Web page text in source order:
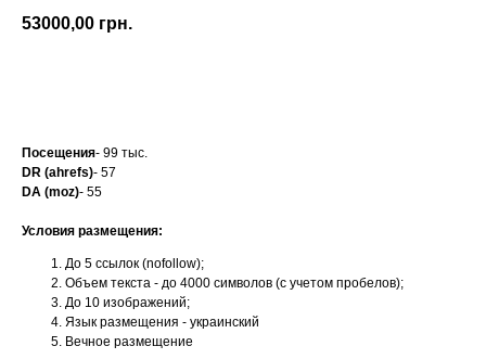
53000,00 грн.
Посещения- 99 тыс.
DR (ahrefs)- 57
DA (moz)- 55
Условия размещения:
До 5 ссылок (nofollow);
Объем текста - до 4000 символов (с учетом пробелов);
До 10 изображений;
Язык размещения - украинский
Вечное размещение